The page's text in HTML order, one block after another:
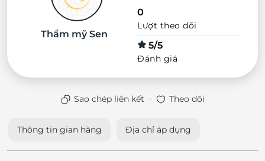
Thẩm mỹ Sen
0
Lượt theo dõi
5/5
Đánh giá
Sao chép liên kết · Theo dõi
Thông tin gian hàng Địa chỉ áp dụng